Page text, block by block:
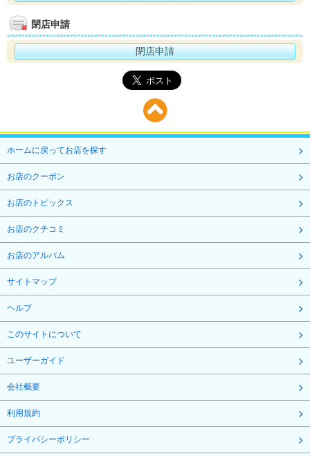
閉店申請
閉店申請
ホームに戻ってお店を探す
お店のクーポン
お店のトピックス
お店のクチコミ
お店のアルバム
サイトマップ
ヘルプ
このサイトについて
ユーザーガイド
会社概要
利用規約
プライバシーポリシー